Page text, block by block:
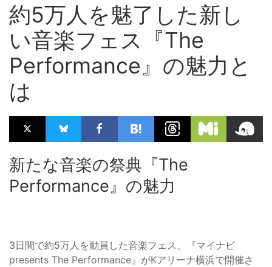
約5万人を魅了した新し
い音楽フェス『The
Performance』の魅力と
は
新たな音楽の祭典『The
Performance』の魅力
3日間で約5万人を動員した音楽フェス、『マイナビ
presents The Performance』がKアリーナ横浜で開催さ